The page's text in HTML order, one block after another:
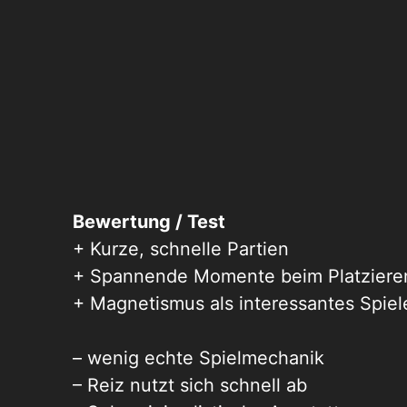
Bewertung / Test
+ Kurze, schnelle Partien
+ Spannende Momente beim
+ Magnetismus als interessantes
– wenig echte Spielmechanik
– Reiz nutzt sich schnell ab